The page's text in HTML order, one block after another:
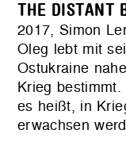
THE DISTANT
2017, Simon
Oleg lebt mit
Ostukraine
Krieg
es heißt, in
erwachsen